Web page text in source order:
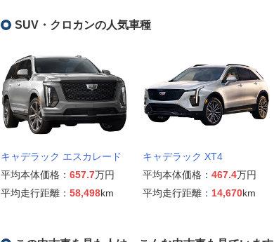
SUV・クロカンの人気車種
キャデラック エスカレード
平均本体価格： 657.7万円
平均走行距離： 58,498km
キャデラック XT4
平均本体価格： 467.4万円
平均走行距離： 14,670km